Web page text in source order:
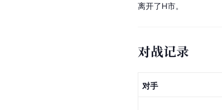
离开了H市。
对战记录
对手